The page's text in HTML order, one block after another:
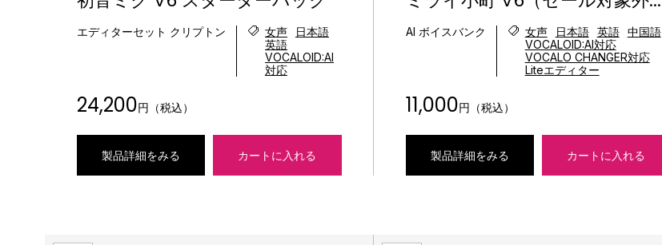
エディターセット クリプトン 女声
日本語
英語
VOCALOID:AI
対応
24,200円（税込）
製品詳細をみる カートに入れる
AI ボイスバンク 女声 日本語 英語
中国語
VOCALOID:AI対応
VOCALO CHANGER対応
Liteエディター
11,000円（税込）
製品詳細をみる カートに入れる